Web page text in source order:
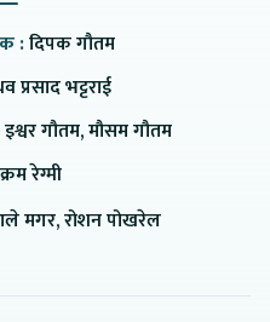
:दिपक गौतम
प्रसाद भट्टराई
इश्वर गौतम, मौसम गौतम
रेग्मी
मगर, रोशन पोखरेल